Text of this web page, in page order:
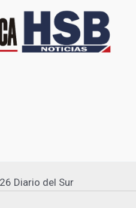
Diario del Sur